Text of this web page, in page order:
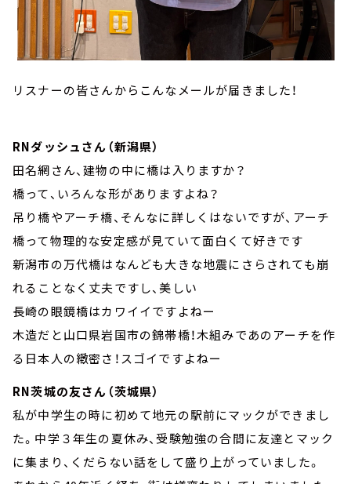
リスナーの皆さんからこんなメールが届きました！
RNダッシュさん（新潟県）
田名網さん、建物の中に橋は入りますか？
橋って、いろんな形がありますよね？
吊り橋やアーチ橋、そんなに詳しくはないですが、アーチ
橋って物理的な安定感が見ていて面白くて好きです
新潟市の万代橋はなんども大きな地震にさらされても崩
れることなく丈夫ですし、美しい
長崎の眼鏡橋はカワイイですよねー
木造だと山口県岩国市の錦帯橋！木組みであのアーチを作
る日本人の緻密さ！スゴイですよねー
RN茨城の友さん（茨城県）
私が中学生の時に初めて地元の駅前にマックができまし
た。中学３年生の夏休み、受験勉強の合間に友達とマック
に集まり、くだらない話をして盛り上がっていました。